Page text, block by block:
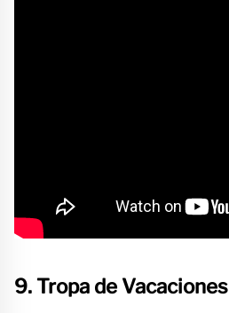
9. Tropa de Vacaciones